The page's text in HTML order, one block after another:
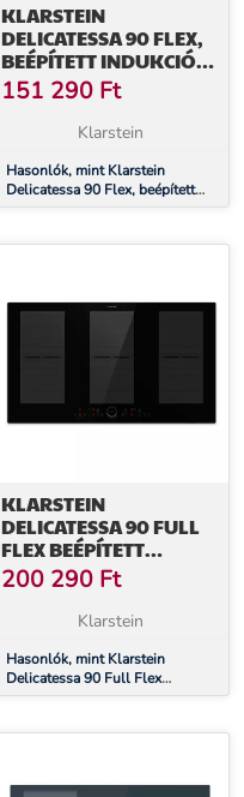
KLARSTEIN
DELICATESSA 90 FLEX,
BEÉPÍTETT INDUKCIÓS
FŐZŐLAP, INDUKCIÓ,
7400 W, 5 ZÓNA,
EGYEDÜLÁLLÓ
151 290 Ft
Klarstein
Hasonlók, mint Klarstein
Delicatessa 90 Flex, beépített
indukciós főzőlap, indukció,
KLARSTEIN
DELICATESSA 90 FULL
FLEX BEÉPÍTETT
INDUKCIÓS FŐZŐLAP 6
ZÓNA 10 500 W
ÖNELLÁTÓ
200 290 Ft
Klarstein
Hasonlók, mint Klarstein
Delicatessa 90 Full Flex
beépített indukciós főzőlap 6